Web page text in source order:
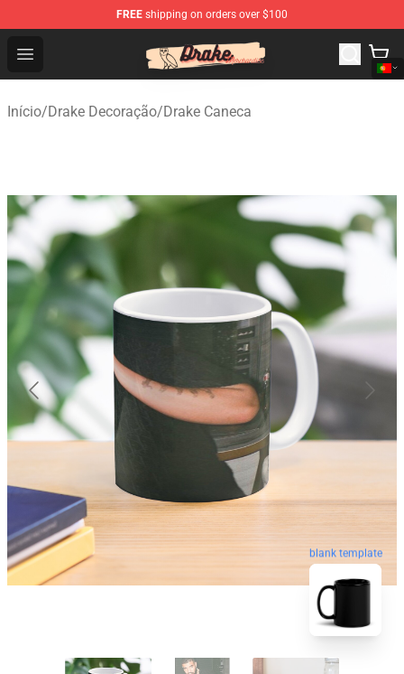
FREE shipping on orders over $100
Open menu
Drake Shop - Official Drake Merchandise Store
Início/Drake Decoração/Drake Caneca
blank template